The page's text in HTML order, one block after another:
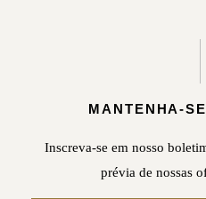
MANTENHA-
Inscreva-se em nosso
prévia de nossas